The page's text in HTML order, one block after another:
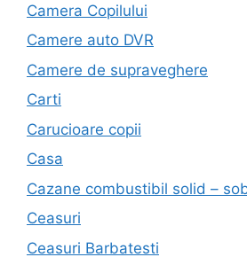
Camera Copilului
Camere auto DVR
Camere de supraveghere
Carti
Carucioare copii
Casa
Cazane combustibil solid –
Ceasuri
Ceasuri Barbatesti